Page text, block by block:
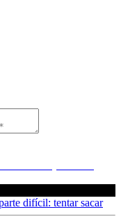
difícil: tentar sacar